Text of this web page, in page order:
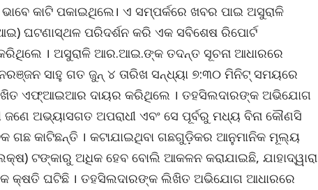
କାଟି ପକାଇଥିଲେ। ଏ ସମ୍ପର୍କରେ ଖବର ପାଇ ଅସୁରାଳି
ଘଟଣାସ୍ଥଳ ପରିଦର୍ଶନ କରି ଏକ ସବିଶେଷ ରିପୋର୍ଟ
। ଅସୁରାଳି ଆର.ଆଇ.ଙ୍କ ତଦନ୍ତ ସୂଚନା ଆଧାରରେ
ସାହୁ ଗତ ଜୁନ୍ ୪ ତାରିଖ ସନ୍ଧ୍ୟା ୭:୩୦ ମିନିଟ୍ ସମୟରେ
ଏଫ୍‌ଆଇଆର ଦାୟର କରିଥିଲେ । ତହସିଲଦାରଙ୍କ ଅଭିଯୋଗ
ଜଣେ ଅଭ୍ୟାସଗତ ଅପରାଧୀ ଏବଂ ସେ ପୂର୍ବରୁ ମଧ୍ୟ ବିନା କୌଣସି
ଗଛ କାଟିଛନ୍ତି । କଟାଯାଇଥିବା ଗଛଗୁଡ଼ିକର ଆନୁମାନିକ ମୂଲ୍ୟ
ଟଙ୍କାରୁ ଅଧିକ ହେବ ବୋଲି ଆକଳନ କରାଯାଇଛି, ଯାହାଦ୍ୱାରା
କ୍ଷତି ଘଟିଛି । ତହସିଲଦାରଙ୍କ ଲିଖିତ ଅଭିଯୋଗ ଆଧାରରେ